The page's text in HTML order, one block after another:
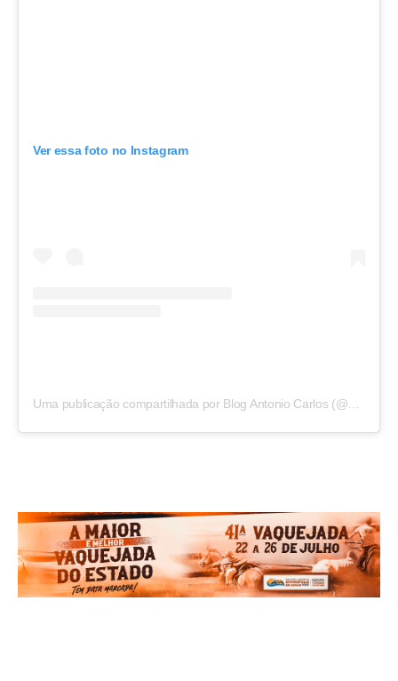
Ver essa foto no Instagram
Uma publicação compartilhada por Blog Antonio Carlos (@blogantoniocarlos)